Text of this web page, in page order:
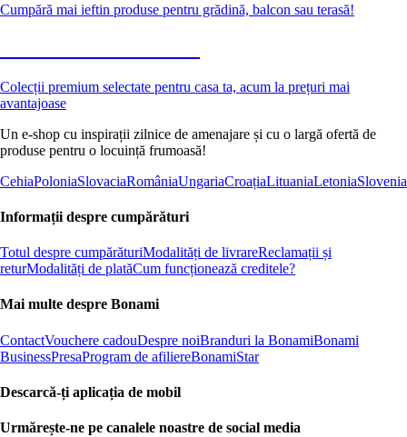
Cumpără mai ieftin produse pentru grădină, balcon sau terasă!
Colecții premium selectate pentru casa ta, acum la prețuri mai
avantajoase
Un e-shop cu inspirații zilnice de amenajare și cu o largă ofertă de
produse pentru o locuință frumoasă!
CehiaPoloniaSlovaciaRomâniaUngariaCroațiaLituaniaLetoniaSlovenia
Informații despre cumpărături
Totul despre cumpărăturiModalități de livrareReclamații și
returModalități de platăCum funcționează creditele?
Mai multe despre Bonami
ContactVouchere cadouDespre noiBranduri la BonamiBonami
BusinessPresaProgram de afiliereBonamiStar
Descarcă-ți aplicația de mobil
Urmărește-ne pe canalele noastre de social media